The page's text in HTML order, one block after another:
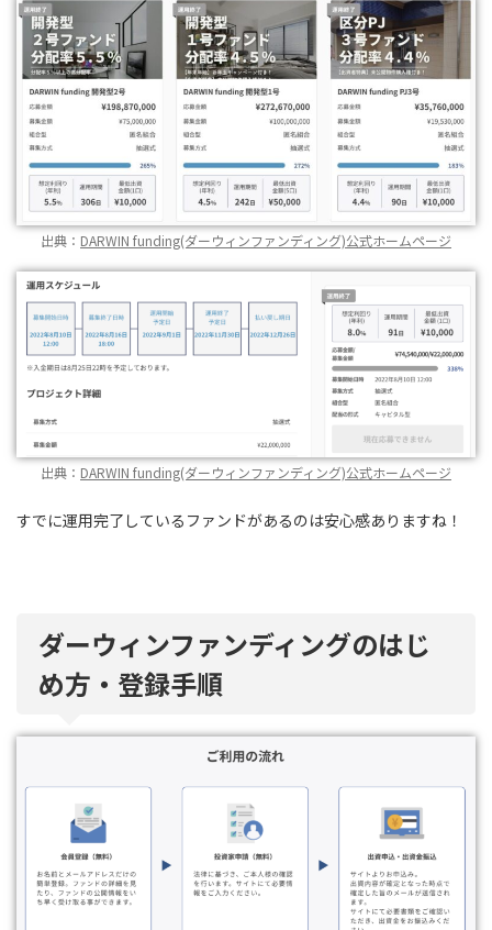
出典： DARWIN funding(ダーウィンファンディング)公式ホームページ
出典： DARWIN funding(ダーウィンファンディング)公式ホームページ
すでに運用完了しているファンドがあるのは安心感ありますね！
ダーウィンファンディングのはじ
め方・登録手順